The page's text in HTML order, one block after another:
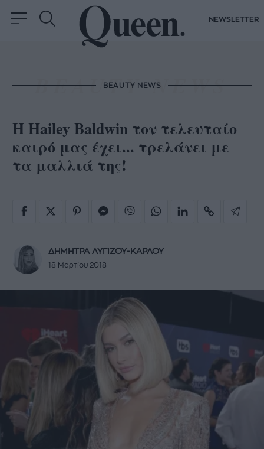
NEWSLETTER
BEAUTY NEWS
Η Hailey Baldwin τον τελευταίο
καιρό μας έχει... τρελάνει με
τα μαλλιά της!
ΔΗΜΗΤΡΑ ΛΥΓΙΖΟΥ-ΚΑΡΛΟΥ
18 Μαρτίου 2018